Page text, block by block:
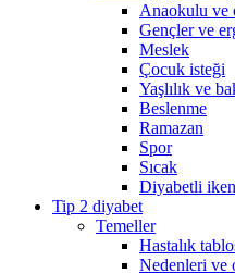
Anaokulu ve
Gençler ve
Meslek
Çocuk isteği
Yaşlılık ve
Beslenme
Ramazan
Spor
Sıcak
Diyabetli
Tip 2 diyabet
Temeller
Hastalık
Nedenleri ve